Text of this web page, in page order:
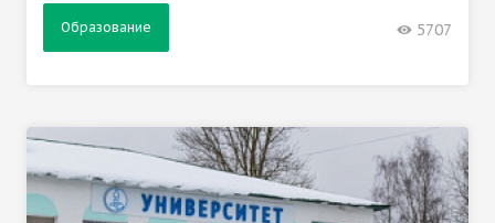
Образование 5707